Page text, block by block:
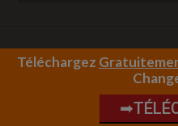
Copyright © 2026 ·
WordPress
Téléchargez